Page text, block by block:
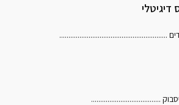
דיגיטלי
...........................................................
......................................